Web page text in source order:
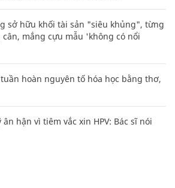
sở hữu khối tài sản "siêu khủng", từng
mắng cựu mẫu 'không có nổi
hoàn nguyên tố hóa học bằng thơ,
hận vì tiêm vắc xin HPV: Bác sĩ nói